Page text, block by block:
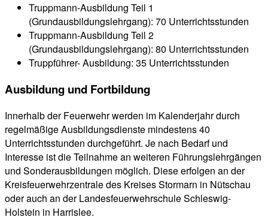
Truppmann-Ausbildung Teil 1
(Grundausbildungslehrgang): 70 Unterrichtsstunden
Truppmann-Ausbildung Teil 2
(Grundausbildungslehrgang): 80 Unterrichtsstunden
Truppführer- Ausbildung: 35 Unterrichtsstunden
Ausbildung und Fortbildung
Innerhalb der Feuerwehr werden im Kalenderjahr durch
regelmäßige Ausbildungsdienste mindestens 40
Unterrichtsstunden durchgeführt. Je nach Bedarf und
Interesse ist die Teilnahme an weiteren Führungslehrgängen
und Sonderausbildungen möglich. Diese erfolgen an der
Kreisfeuerwehrzentrale des Kreises Stormarn in Nütschau
oder auch an der Landesfeuerwehrschule Schleswig-
Holstein in Harrislee.